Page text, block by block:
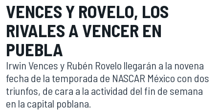
VENCES Y ROVELO, LOS
RIVALES A VENCER EN
PUEBLA
Irwin Vences y Rubén Rovelo llegarán a la novena
fecha de la temporada de NASCAR México con dos
triunfos, de cara a la actividad del fin de semana
en la capital poblana.